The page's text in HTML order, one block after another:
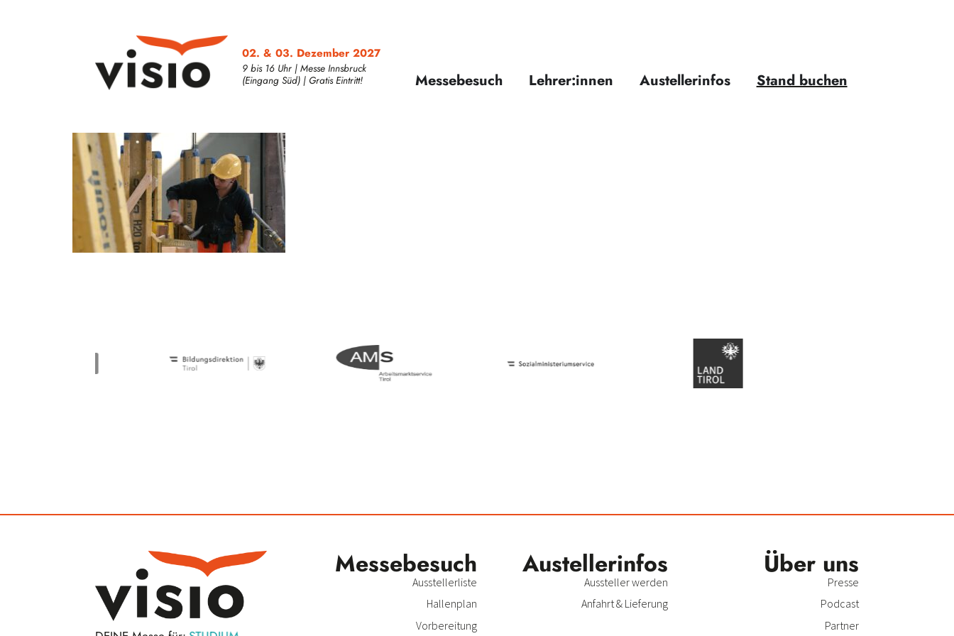
02. & 03. Dezember 2027
9 bis 16 Uhr | Messe Innsbruck
(Eingang Süd) | Gratis Eintritt!
Messebesuch Lehrer:innen Austellerinfos Stand buchen
Messe­besuch
Ausstellerliste
Hallenplan
Vorbereitung
Austeller­infos
Aussteller werden
Anfahrt & Lieferung
Über uns
Presse
Podcast
Partner